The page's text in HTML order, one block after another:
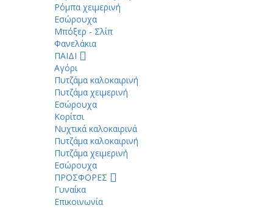
Ρόμπα χειμερινή
Εσώρουχα
Μπόξερ - Σλίπ
Φανελάκια
ΠΑΙΔΙ
Αγόρι
Πυτζάμα καλοκαιρινή
Πυτζάμα χειμερινή
Εσώρουχα
Κορίτσι
Νυχτικά καλοκαιρινά
Πυτζάμα καλοκαιρινή
Πυτζάμα χειμερινή
Εσώρουχα
ΠΡΟΣΦΟΡΕΣ
Γυναίκα
Επικοινωνία